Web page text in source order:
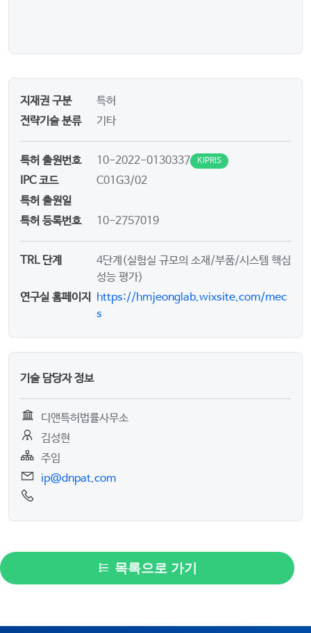
지재권 구분
특허
전략기술 분류
기타
특허 출원번호 10-2022-0130337 KIPRIS
IPC 코드
C01G3/02
특허 출원일
특허 등록번호
10-2757019
TRL 단계
4단계(실험실 규모의 소재/부품/시스템 핵심
성능 평가)
연구실 홈페이지
https://hmjeonglab.wixsite.com/mec
s
기술 담당자 정보
디앤특허법률사무소
김성현
주임
ip@dnpat.com
목록으로 가기